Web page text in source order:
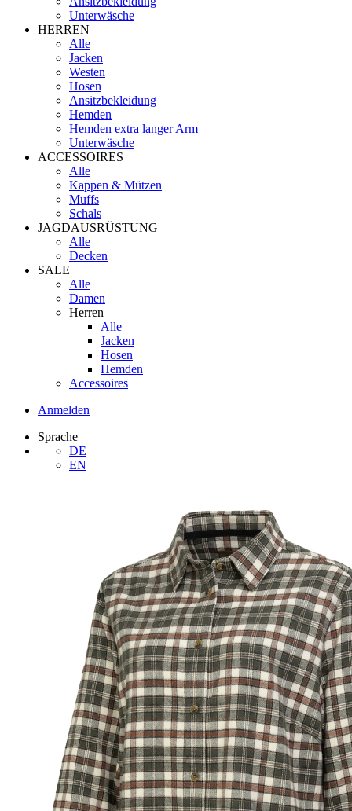
Unterwäsche
HERREN
Alle
Jacken
Westen
Hosen
Ansitzbekleidung
Hemden
Hemden extra langer Arm
Unterwäsche
ACCESSOIRES
Alle
Kappen & Mützen
Muffs
Schals
JAGDAUSRÜSTUNG
Alle
Decken
SALE
Alle
Damen
Herren
Alle
Jacken
Hosen
Hemden
Accessoires
Anmelden
Sprache
DE
EN